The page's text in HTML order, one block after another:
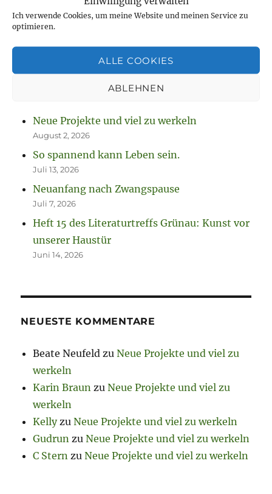
Ich verwende Cookies, um meine Website und meinen Service zu
optimieren.
ALLE COOKIES
ABLEHNEN
Fausthandschuhe stricken
Neue Projekte und viel zu werkeln
August 2, 2026
So spannend kann Leben sein.
Juli 13, 2026
Neuanfang nach Zwangspause
Juli 7, 2026
Heft 15 des Literaturtreffs Grünau: Kunst vor
unserer Haustür
Juni 14, 2026
NEUESTE KOMMENTARE
Beate Neufeld zuNeue Projekte und viel zu
werkeln
Karin Braun zuNeue Projekte und viel zu
werkeln
KellyzuNeue Projekte und viel zu werkeln
Gudrun zuNeue Projekte und viel zu werkeln
C Stern zuNeue Projekte und viel zu werkeln